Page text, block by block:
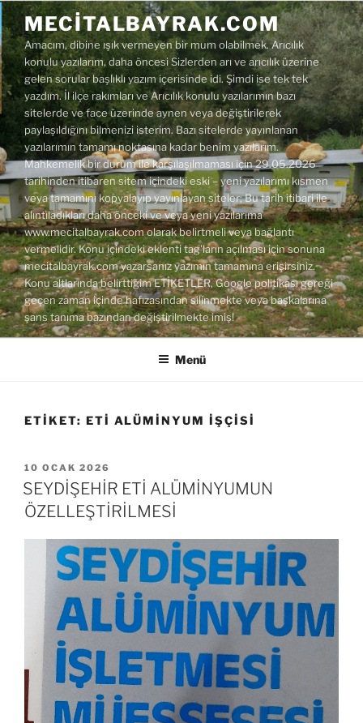
İçeriğe
geç MECITALBAYRAK.COM
Amacım, dibine ışık vermeyen bir mum olabilmek. Arıcılık
konulu yazılarım, daha öncesi Sizlerden arı ve arıcılık üzerine
gelen sorular başlıklı yazım içerisinde idi. Şimdi ise tek tek
yazdım. İl ilçe rakımları ve Arıcılık konulu yazılarımın bazı
sitelerde ve face üzerinde aynen veya değiştirilerek
paylaşıldığını bilmenizi isterim. Bazı sitelerde yayınlanan
yazılarımın tamamı noktasına kadar benim yazılarım.
Mahkemelik bir durum ile karşılaşılmaması için 29.05.2026
tarihinden itibaren sitem içindeki eski – yeni yazılarımı kısmen
veya tamamını kopyalayıp yayınlayan siteler; Bu tarih itibari ile
alıntıladıkları daha önceki ve veya yeni yazılarıma
www.mecitalbayrak.com olarak belirtmeli veya bağlantı
vermelidir. Konu içindeki eklenti tag'ların açılması için sonuna
mecitalbayrak.com yazarsanız yazımın tamamına erişirsiniz.
Konu altlarında belirttiğim ETİKETLER, Google politikası gereği
geçen zaman içinde hafızasından silinmekte veya başkalarına
şans tanıma bazından değiştirilmekte imiş!
Menü
ETIKET: ETI ALÜMINYUM IŞÇISI
YAYIM
TARIHI
10 OCAK 2026
SEYDİŞEHİR ETİ ALÜMİNYUMUN
ÖZELLEŞTİRİLMESİ